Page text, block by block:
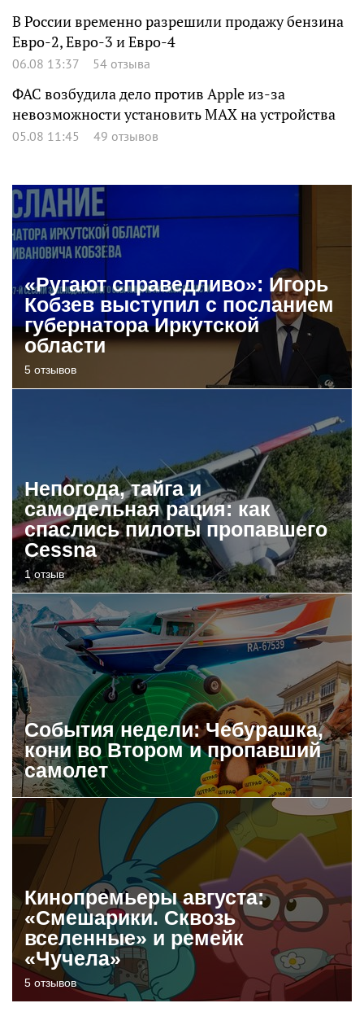
В России временно разрешили продажу бензина
Евро-2, Евро-3 и Евро-4
06.08 13:37 54 отзыва
ФАС возбудила дело против Apple из-за
невозможности установить MAX на устройства
05.08 11:45 49 отзывов
«Ругают справедливо»: Игорь
Кобзев выступил с посланием
губернатора Иркутской
области
5 отзывов
Непогода, тайга и
самодельная рация: как
спаслись пилоты пропавшего
Cessna
1 отзыв
События недели: Чебурашка,
кони во Втором и пропавший
самолет
Кинопремьеры августа:
«Смешарики. Сквозь
вселенные» и ремейк
«Чучела»
5 отзывов